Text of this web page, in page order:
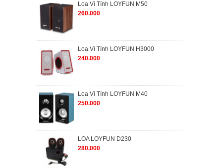
Loa Vi Tính LOYFUN M50
260.000
Loa Vi Tính LOYFUN H3000
240.000
Loa Vi Tính LOYFUN M40
250.000
LOA LOYFUN D230
280.000